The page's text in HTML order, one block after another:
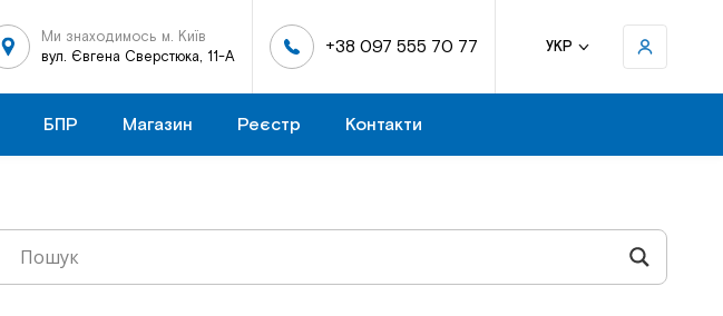
Ми знаходимось м. Київ
вул. Євгена Сверстюка, 11-А
+38 097 555 70 77 УКР
БПР Магазин Реєстр Контакти